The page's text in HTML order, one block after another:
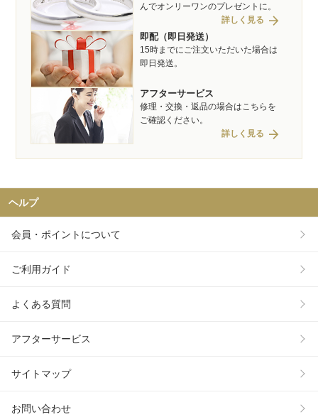
んでオンリーワンのプレゼントに。
詳しく見る arrow_forward
即配（即日発送）
15時までにご注文いただいた場合は
即日発送。
アフターサービス
修理・交換・返品の場合はこちらを
ご確認ください。
詳しく見る arrow_forward
ヘルプ
会員・ポイントについて
ご利用ガイド
よくある質問
アフターサービス
サイトマップ
お問い合わせ